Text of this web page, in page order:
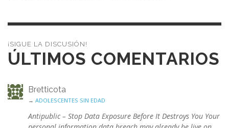
¡SIGUE LA DISCUSIÓN!
ÚLTIMOS COMENTARIOS
Bretticota
→ ADOLESCENTES SIN EDAD
Antipublic – Stop Data Exposure Before It Destroys You Your